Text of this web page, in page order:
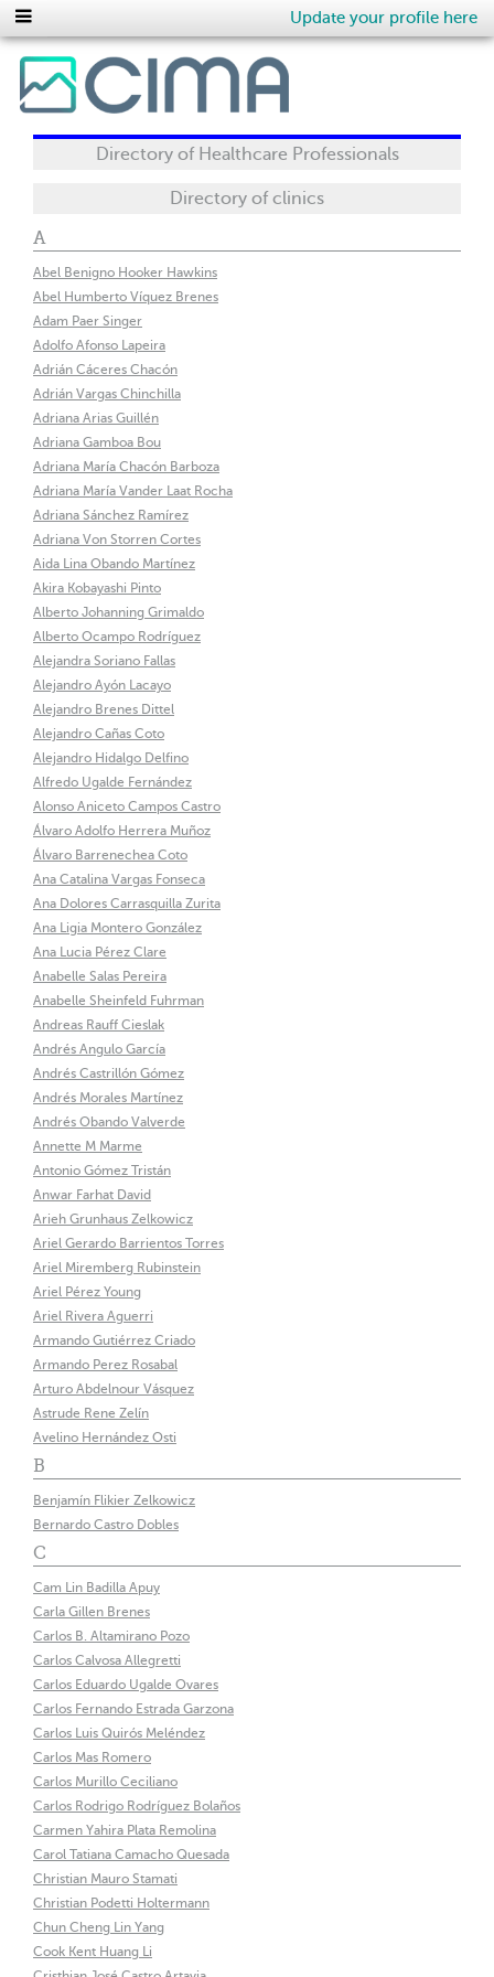
Update your profile here
Directory of Healthcare Professionals
Directory of clinics
A
Abel Benigno Hooker Hawkins
Abel Humberto Víquez Brenes
Adam Paer Singer
Adolfo Afonso Lapeira
Adrián Cáceres Chacón
Adrián Vargas Chinchilla
Adriana Arias Guillén
Adriana Gamboa Bou
Adriana María Chacón Barboza
Adriana María Vander Laat Rocha
Adriana Sánchez Ramírez
Adriana Von Storren Cortes
Aida Lina Obando Martínez
Akira Kobayashi Pinto
Alberto Johanning Grimaldo
Alberto Ocampo Rodríguez
Alejandra Soriano Fallas
Alejandro Ayón Lacayo
Alejandro Brenes Dittel
Alejandro Cañas Coto
Alejandro Hidalgo Delfino
Alfredo Ugalde Fernández
Alonso Aniceto Campos Castro
Álvaro Adolfo Herrera Muñoz
Álvaro Barrenechea Coto
Ana Catalina Vargas Fonseca
Ana Dolores Carrasquilla Zurita
Ana Ligia Montero González
Ana Lucia Pérez Clare
Anabelle Salas Pereira
Anabelle Sheinfeld Fuhrman
Andreas Rauff Cieslak
Andrés Angulo García
Andrés Castrillón Gómez
Andrés Morales Martínez
Andrés Obando Valverde
Annette M Marme
Antonio Gómez Tristán
Anwar Farhat David
Arieh Grunhaus Zelkowicz
Ariel Gerardo Barrientos Torres
Ariel Miremberg Rubinstein
Ariel Pérez Young
Ariel Rivera Aguerri
Armando Gutiérrez Criado
Armando Perez Rosabal
Arturo Abdelnour Vásquez
Astrude Rene Zelín
Avelino Hernández Osti
B
Benjamín Flikier Zelkowicz
Bernardo Castro Dobles
C
Cam Lin Badilla Apuy
Carla Gillen Brenes
Carlos B. Altamirano Pozo
Carlos Calvosa Allegretti
Carlos Eduardo Ugalde Ovares
Carlos Fernando Estrada Garzona
Carlos Luis Quirós Meléndez
Carlos Mas Romero
Carlos Murillo Ceciliano
Carlos Rodrigo Rodríguez Bolaños
Carmen Yahira Plata Remolina
Carol Tatiana Camacho Quesada
Christian Mauro Stamati
Christian Podetti Holtermann
Chun Cheng Lin Yang
Cook Kent Huang Li